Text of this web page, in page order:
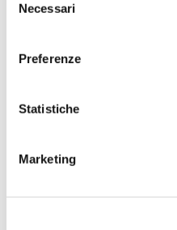
delNecessari
Preferenze
Statistiche
Marketing
L’evento annuale promosso
Un Paese che
Fondazione
Nuovo credito per un
socialmente e...
Supervision,
L’evento annuale